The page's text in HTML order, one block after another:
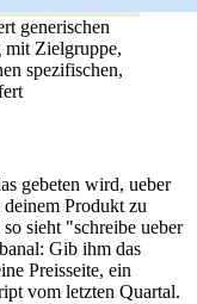
generischen
mit Zielgruppe,
spezifischen,
gebeten wird, ueber
Produkt zu
sieht "schreibe ueber
Gib ihm das
Preisseite, ein
vom letzten Quartal.